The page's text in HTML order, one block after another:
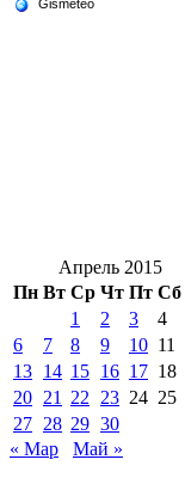
Апрель 2015
Пн Вт Ср Чт Пт Сб
1
2 3 4
6
7 8 9 10 11
13 14 15 16 17 18
20 21 22 23 24 25
27 28 29 30
« Мар
Май »